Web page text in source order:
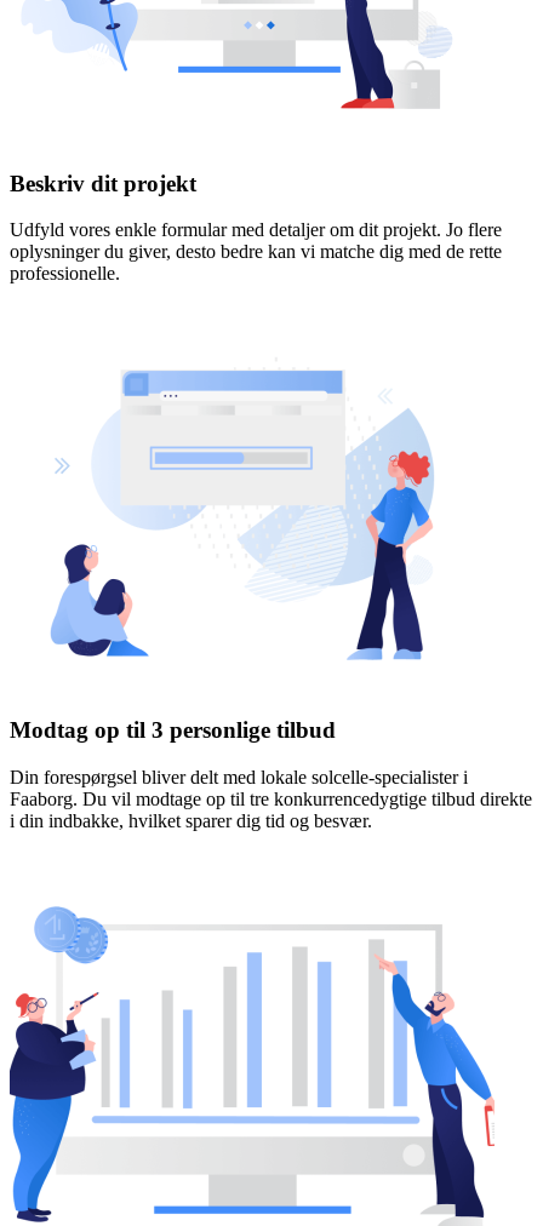
Beskriv dit projekt
Udfyld vores enkle formular med detaljer om dit projekt. Jo flere
oplysninger du giver, desto bedre kan vi matche dig med de rette
professionelle.
Modtag op til 3 personlige tilbud
Din forespørgsel bliver delt med lokale solcelle-specialister i
Faaborg. Du vil modtage op til tre konkurrencedygtige tilbud direkte
i din indbakke, hvilket sparer dig tid og besvær.